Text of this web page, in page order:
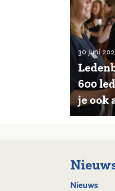
30 juni
600
je ook
Nieuws